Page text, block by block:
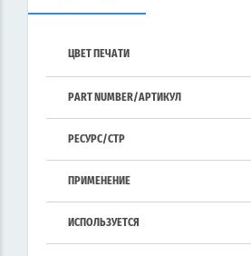
ЦВЕТ ПЕЧАТИ
PART NUMBER/АРТИКУЛ
РЕСУРС/СТР
ПРИМЕНЕНИЕ
ИСПОЛЬЗУЕТСЯ